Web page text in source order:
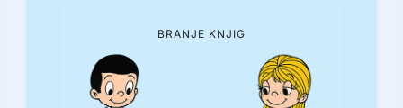
BRANJE KNJIG